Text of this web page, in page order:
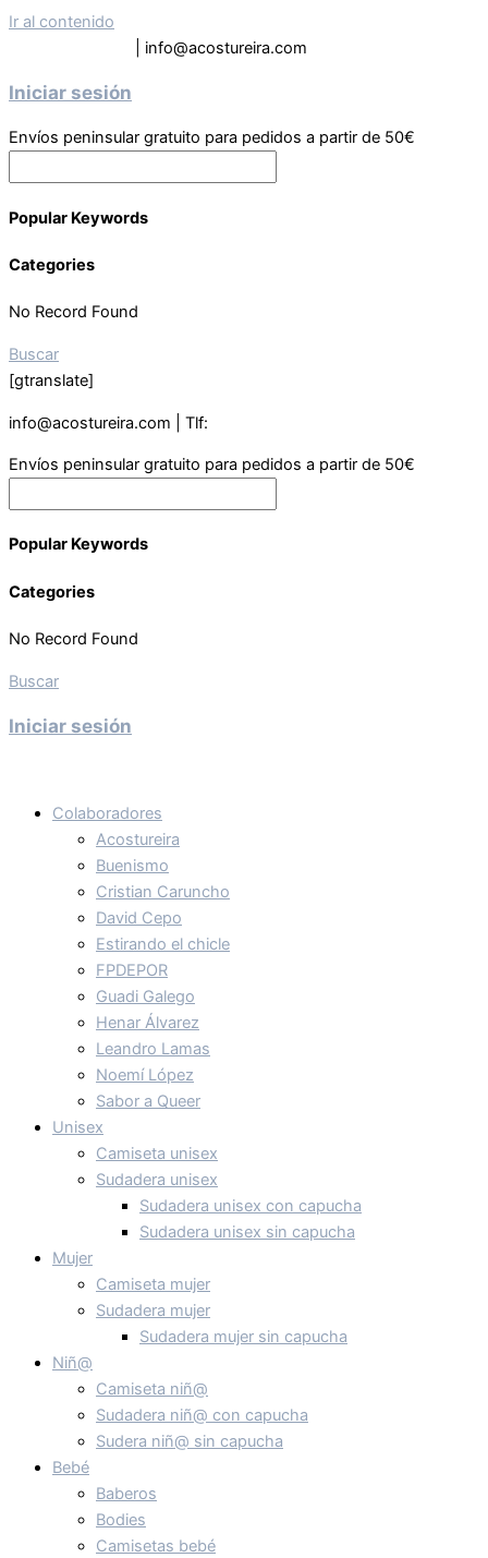
Ir al contenido
| info@acostureira.com
Iniciar sesión
Envíos peninsular gratuito para pedidos a partir de 50€
Popular Keywords
Categories
No Record Found
Buscar
[gtranslate]
info@acostureira.com | Tlf:
Envíos peninsular gratuito para pedidos a partir de 50€
Popular Keywords
Categories
No Record Found
Buscar
Iniciar sesión
Colaboradores
Acostureira
Buenismo
Cristian Caruncho
David Cepo
Estirando el chicle
FPDEPOR
Guadi Galego
Henar Álvarez
Leandro Lamas
Noemí López
Sabor a Queer
Unisex
Camiseta unisex
Sudadera unisex
Sudadera unisex con capucha
Sudadera unisex sin capucha
Mujer
Camiseta mujer
Sudadera mujer
Sudadera mujer sin capucha
Niñ@
Camiseta niñ@
Sudadera niñ@ con capucha
Sudera niñ@ sin capucha
Bebé
Baberos
Bodies
Camisetas bebé